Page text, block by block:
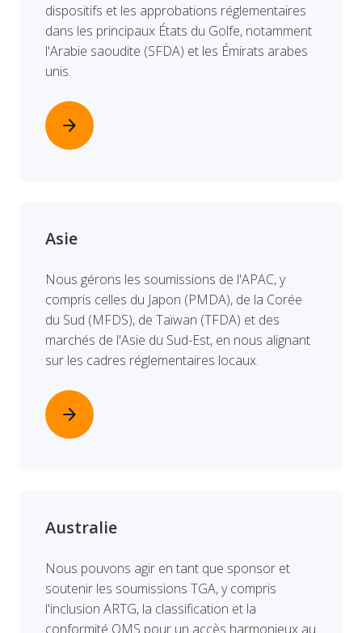
dispositifs et les approbations réglementaires
dans les principaux États du Golfe, notamment
l'Arabie saoudite (SFDA) et les Émirats arabes
unis.
arrow_forward
Asie
Nous gérons les soumissions de l'APAC, y
compris celles du Japon (PMDA), de la Corée
du Sud (MFDS), de Taïwan (TFDA) et des
marchés de l'Asie du Sud-Est, en nous alignant
sur les cadres réglementaires locaux.
arrow_forward
Australie
Nous pouvons agir en tant que sponsor et
soutenir les soumissions TGA, y compris
l'inclusion ARTG, la classification et la
conformité QMS pour un accès harmonieux au